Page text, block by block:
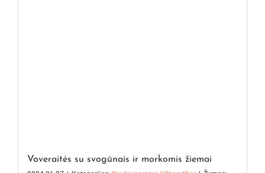
Voveraitės su svogūnais ir morkomis žiemai